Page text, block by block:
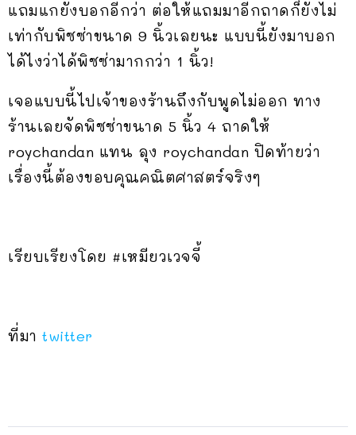
แถมแกยังบอกอีกว่า ต่อให้แถมมาอีกถาดก็ยังไม่
เท่ากับพิซซ่าขนาด 9 นิ้วเลยนะ แบบนี้ยังมาบอก
ได้ไงว่าได้พิซซ่ามากกว่า 1 นิ้ว!
เจอแบบนี้ไปเจ้าของร้านถึงกับพูดไม่ออก ทาง
ร้านเลยจัดพิซซ่าขนาด 5 นิ้ว 4 ถาดให้
roychandan แทน ลุง roychandan ปิดท้ายว่า
เรื่องนี้ต้องขอบคุณคณิตศาสตร์จริงๆ
เรียบเรียงโดย #เหมียวเวจจี้
ที่มา twitter